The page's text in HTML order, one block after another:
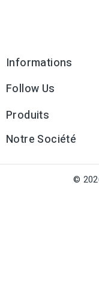
Informations
Follow Us
Produits
Notre Société
©